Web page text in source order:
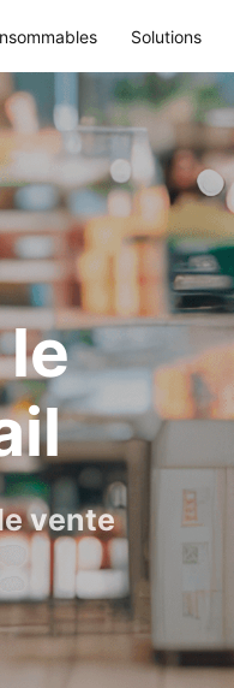
Solutions
vente